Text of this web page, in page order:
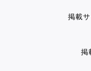
掲載
掲